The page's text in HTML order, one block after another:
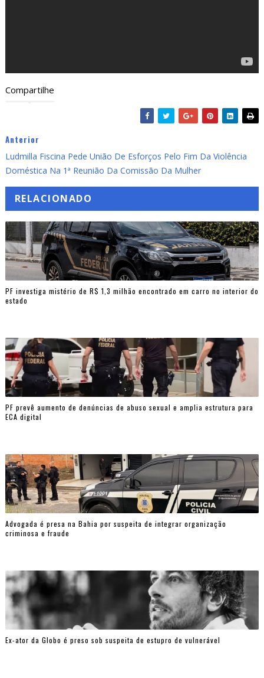
Compartilhe
Anterior
Ludmilla Fiscina Pede União De Esforços Pelo Fim Da Violência
Doméstica Na 1ª Reunião Da Comissão Da Mulher
RELACIONADO
PF investiga mistério de R$ 1,3 milhão encontrado em carro no interior do
estado
PF prevê aumento de denúncias de abuso sexual e amplia estrutura para
ECA digital
Advogada é presa na Bahia por suspeita de integrar organização
criminosa e fraude
Ex-ator da Globo é preso sob suspeita de estupro de vulnerável